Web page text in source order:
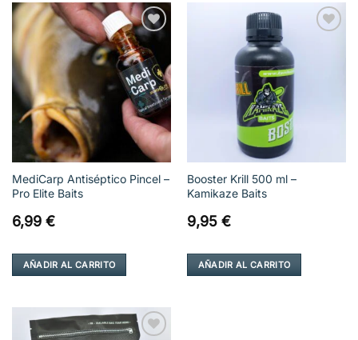
Añadir
a la
lista de
deseos
MediCarp Antiséptico Pincel –
Pro Elite Baits
6,99 €
AÑADIR AL CARRITO
Booster Krill 500 ml –
Kamikaze Baits
9,95 €
AÑADIR AL CARRITO